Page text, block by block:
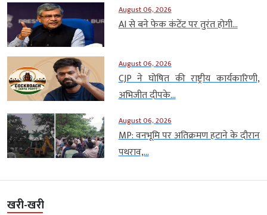
August 06, 2026
AI से बने फेक कंटेंट पर तुरंत होगी...
August 06, 2026
CJP ने घोषित की राष्ट्रीय कार्यकारिणी,
अभिजीत दीपके...
August 06, 2026
MP: वनभूमि पर अतिक्रमण हटाने के दौरान
पथराव,...
खरी-खरी